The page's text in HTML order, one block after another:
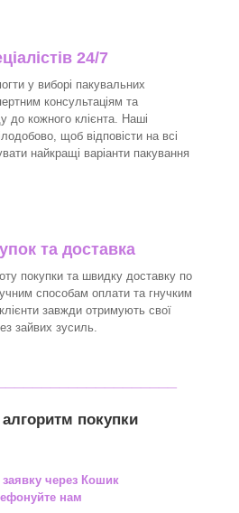
24/7
у виборі пакувальних
консультаціям та
до кожного клієнта. Наші
щоб відповісти на всі
найкращі варіанти пакування
та доставка
покупки та швидку доставку по
способам оплати та гнучким
завжди отримують свої
зайвих зусиль.
покупки
через Кошик
нам